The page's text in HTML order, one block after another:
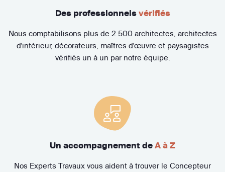
Des professionnels vérifiés
Nous comptabilisons plus de 2 500 architectes, architectes
d'intérieur, décorateurs, maîtres d'œuvre et paysagistes
vérifiés un à un par notre équipe.
Un accompagnement de A à Z
Nos Experts Travaux vous aident à trouver le Concepteur